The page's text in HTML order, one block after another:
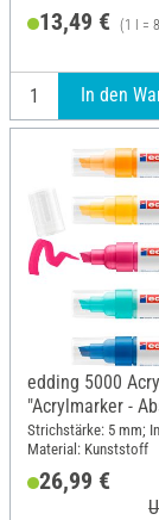
13,49 € (1 l =
In den
edding 5000
"Acrylmarker -
Breit, 5er-Set
Strichstärke: 5 mm;
Material: Kunststoff
26,99 €